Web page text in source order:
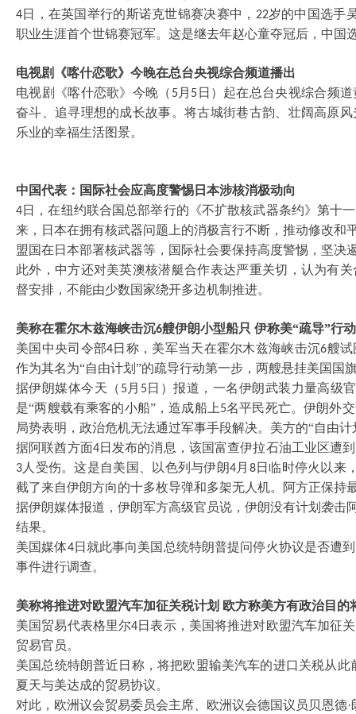
4日，在英国举行的斯诺克世锦赛决赛中， 22岁的中国选手
职业生涯首个世锦赛冠军。这是继去年赵心童夺冠后，中国
电视剧《喀什恋歌》今晚在总台央视综合频道播出
电视剧《喀什恋歌》今晚（ 5月 5 日）起在总台央视综合频
奋斗、追寻理想的成长故事。将古城街巷古韵、壮阔高原
乐业的幸福生活图景。
中国代表：国际社会应高度警惕日本涉核消极动向
4日，在纽约联合国总部举行的《不扩散核武器条约》第十
来，日本在拥有核武器问题上的消极言行不断，推动修改和
盟国在日本部署核武器等，国际社会要保持高度警惕，坚决
此外，中方还对美英澳核潜艇合作表达严重关切，认为有
督安排，不能由少数国家绕开多边机制推进。
美称在霍尔木兹海峡击沉6艘伊朗小型船只 伊称美“疏导”行
美国中央司令部4日称，美军当天在霍尔木兹海峡击沉6艘试
作为其名为“自由计划”的疏导行动第一步，两艘悬挂美国国
据伊朗媒体今天（ 5月 5日）报道，一名伊朗武装力量高级
是“两艘载有乘客的小船”，造成船上5名平民死亡。伊朗外
局势表明，政治危机无法通过军事手段解决。美方的“自由计
据阿联酋方面4日发布的消息，该国富查伊拉石油工业区遭
3 人受伤。这是自美国、以色列与伊朗4月 8日临时停火以来
截了来自伊朗方向的十多枚导弹和多架无人机。阿方正保持
据伊朗媒体报道，伊朗军方高级官员说，伊朗没有计划袭击
结果。
美国媒体4日就此事向美国总统特朗普提问停火协议是否遭
事件进行调查。
美称将推进对欧盟汽车加征关税计划 欧方称美方有政治目的
美国贸易代表格里尔4日表示，美国将推进对欧盟汽车加征
贸易官员。
美国总统特朗普近日称，将把欧盟输美汽车的进口关税从此
夏天与美达成的贸易协议。
对此，欧洲议会贸易委员会主席、欧洲议会德国议员贝恩德·